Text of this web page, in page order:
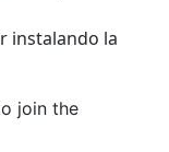
instalando la
join the